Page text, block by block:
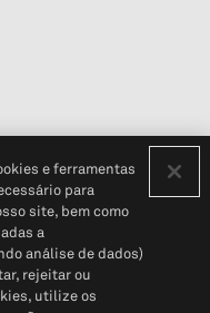
Cookies
do cliente (em inglês)
© 2026 S&P Global
e ferramentas
para
site, bem como
a
análise de dados)
rejeitar ou
utilize os